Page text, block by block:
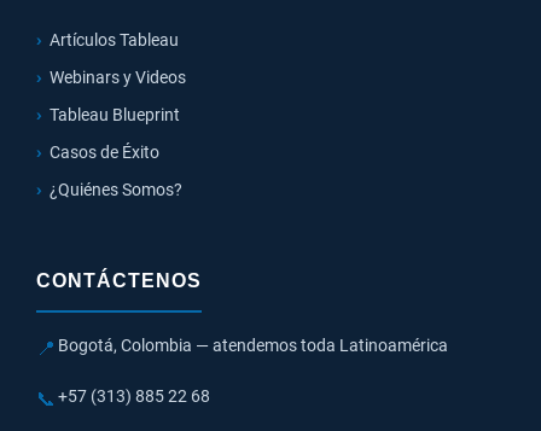
Artículos Tableau
Webinars y Videos
Tableau Blueprint
Casos de Éxito
¿Quiénes Somos?
CONTÁCTENOS
📍 Bogotá, Colombia — atendemos toda Latinoamérica
📞 +57 (313) 885 22 68